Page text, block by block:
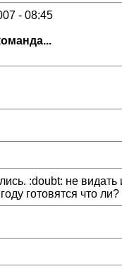
- 08:45
:doubt: не
готовятся что